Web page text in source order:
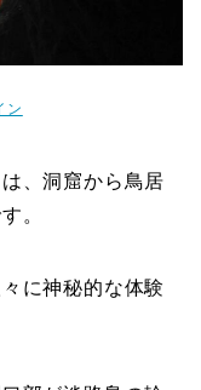
ン
、洞窟から鳥居
。
に神秘的な体験